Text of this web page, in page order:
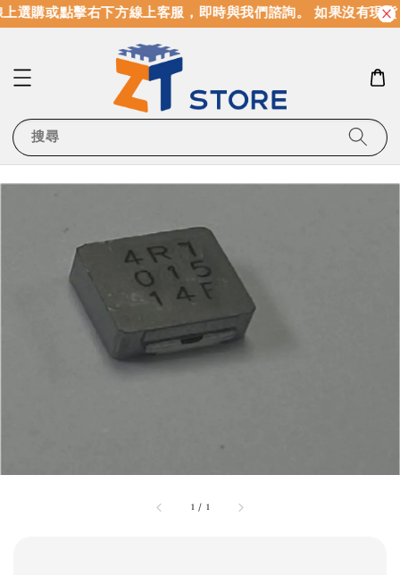
選購或點擊右下方線上客服，即時與我們諮詢。 如果沒有現
搜尋
1 / 1